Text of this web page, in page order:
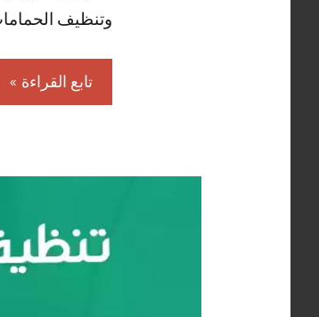
وتنظيف
تابع القراءة